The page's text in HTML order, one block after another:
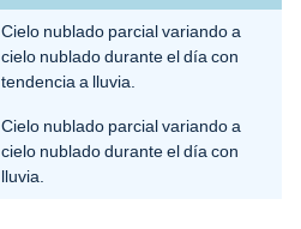
Cielo nublado parcial variando a
cielo nublado durante el día con
tendencia a lluvia.
Cielo nublado parcial variando a
cielo nublado durante el día con
lluvia.